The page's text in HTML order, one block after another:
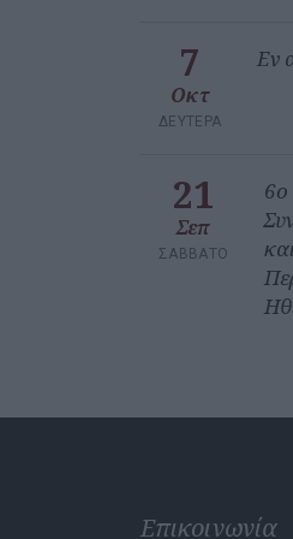
7
Οκτ
ΔΕΥΤΈΡΑ
Εν
21
Σεπ
ΣΆΒΒΑΤΟ
6ο
και
Επικοινωνία